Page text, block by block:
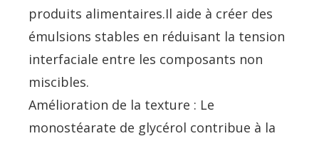
produits alimentaires.Il aide à créer des
émulsions stables en réduisant la tension
interfaciale entre les composants non
miscibles.
Amélioration de la texture : Le
monostéarate de glycérol contribue à la